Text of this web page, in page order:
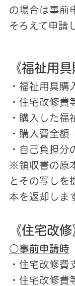
の場合は事前
そろえて申請
《福祉用具
・福祉用具購
・住宅改修費
・購入した福
・購入費全
・自己負担分
※領収書の原
とその写しを
本を返却しま
《住宅改修
○事前申請時
・住宅改修費
・住宅改修費